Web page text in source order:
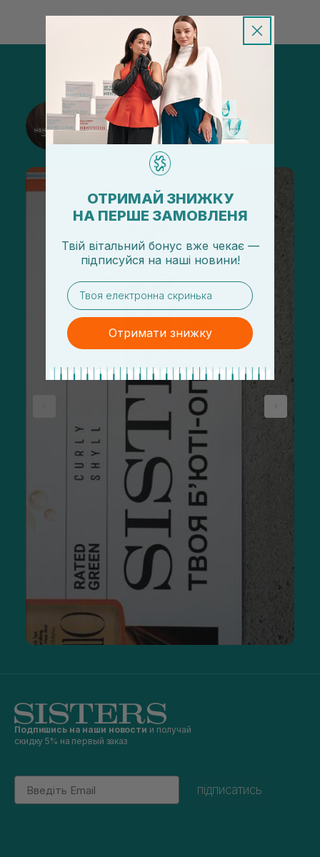
@sisters_stelmakh в Instagram
Подписаться
Подпишись на наши новости и получай
скидку 5% на первый заказ
Email
підписатись
ОТРИМАЙ ЗНИЖКУ
НА ПЕРШЕ ЗАМОВЛЕНЯ
Твій вітальний бонус вже чекає —
підписуйся на наші новини!
email
Отримати знижку